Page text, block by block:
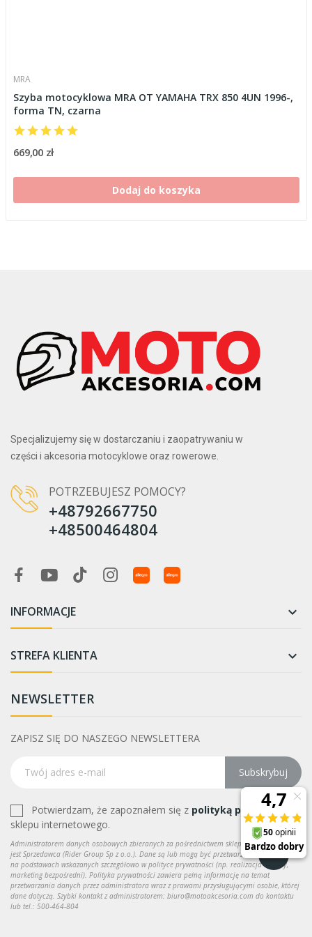
MRA
Szyba motocyklowa MRA OT YAMAHA TRX 850 4UN 1996-,
forma TN, czarna
669,00 zł
Dodaj do koszyka
Specjalizujemy się w dostarczaniu i zaopatrywaniu w
części i akcesoria motocyklowe oraz rowerowe.
POTRZEBUJESZ POMOCY?
+48792667750
+48500464804
INFORMACJE 
STREFA KLIENTA 
NEWSLETTER
ZAPISZ SIĘ DO NASZEGO NEWSLETTERA
Subskrybuj
Potwierdzam, że zapoznałem się z polityką prywatności
sklepu internetowego.
Administratorem danych osobowych zbieranych za pośrednictwem sklepu internetowego
jest Sprzedawca (Rider Group Sp z o.o.). Dane są lub mogą być przetwarzane w celach oraz
na podstawach wskazanych szczegółowo w polityce prywatności (np. realizacja umowy,
marketing bezpośredni). Polityka prywatności zawiera pełną informację na temat
przetwarzania danych przez administratora wraz z prawami przysługującymi osobie, której
dane dotyczą. Szybki kontakt z administratorem: biuro@motoakcesoria.com do kontaktu
lub tel.: 500-464-804